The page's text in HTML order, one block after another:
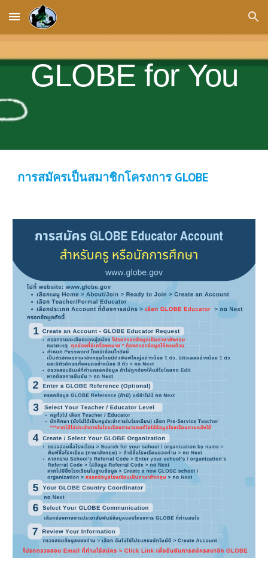
Skip to main content Skip to navigation
GLOBE for You
การสมัครเป็นสมาชิกโครงการ GLOBE